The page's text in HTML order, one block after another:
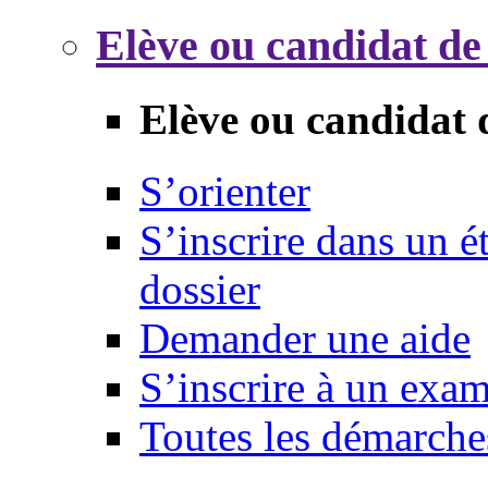
Elève ou candidat
Elève ou candidat
S’orienter
S’inscrire dans un
dossier
Demander une aide
S’inscrire à un
Toutes les